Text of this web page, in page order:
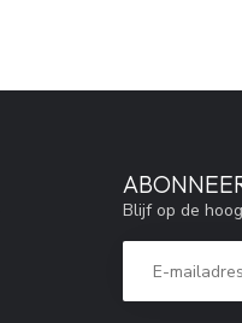
Blijf op de